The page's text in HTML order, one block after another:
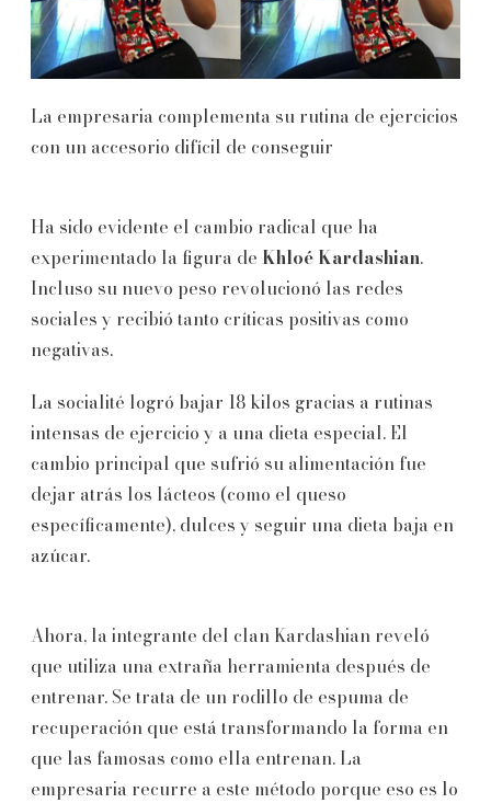
La empresaria complementa su rutina de ejercicios
con un accesorio difícil de conseguir
Ha sido evidente el cambio radical que ha
experimentado la figura de Khloé Kardashian.
Incluso su nuevo peso revolucionó las redes
sociales y recibió tanto críticas positivas como
negativas.
La socialité logró bajar 18 kilos gracias a rutinas
intensas de ejercicio y a una dieta especial. El
cambio principal que sufrió su alimentación fue
dejar atrás los lácteos (como el queso
específicamente), dulces y seguir una dieta baja en
azúcar.
Ahora, la integrante del clan Kardashian reveló
que utiliza una extraña herramienta después de
entrenar. Se trata de un rodillo de espuma de
recuperación que está transformando la forma en
que las famosas como ella entrenan. La
empresaria recurre a este método porque eso es lo